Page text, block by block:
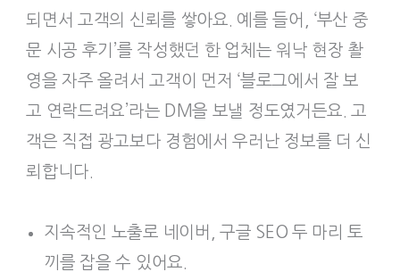
되면서 고객의 신뢰를 쌓아요. 예를 들어, ‘부산 중
문 시공 후기’를 작성했던 한 업체는 워낙 현장 촬
영을 자주 올려서 고객이 먼저 ‘블로그에서 잘 보
고 연락드려요’라는 DM을 보낼 정도였거든요. 고
객은 직접 광고보다 경험에서 우러난 정보를 더 신
뢰합니다.
지속적인 노출로 네이버, 구글 SEO 두 마리 토
끼를 잡을 수 있어요.